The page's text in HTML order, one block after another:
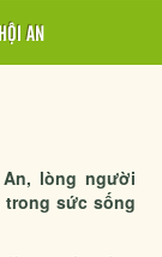
AN
lòng người
trong sức sống